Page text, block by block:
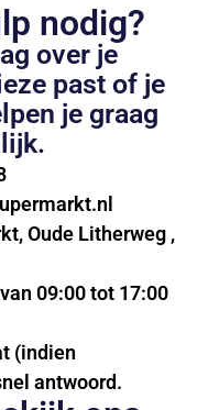
nodig?
over je
past of je
je graag
Oude Litherweg ,
09:00 tot 17:00
(indien
antwoord.